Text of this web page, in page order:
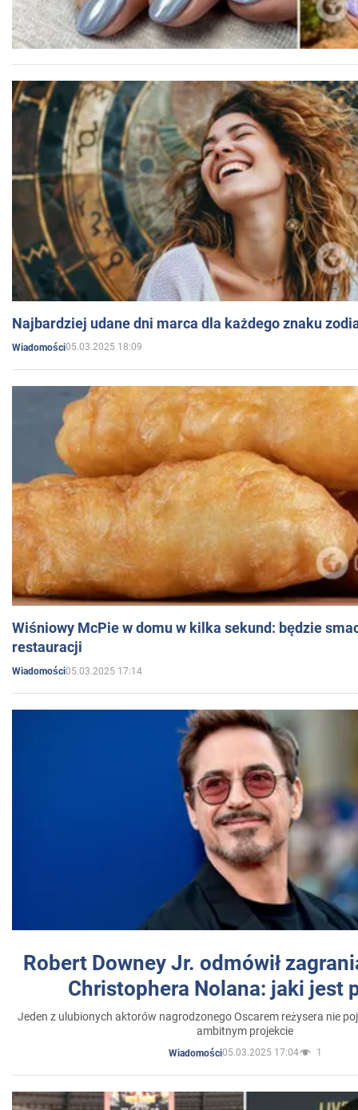
Najbardziej udane dni marca dla każdego znaku
Wiadomości05.03.2025 18:09
Wiśniowy McPie w domu w kilka sekund: będzie
restauracji
Wiadomości05.03.2025 17:14
Robert Downey Jr. odmówił
Christophera Nolana: jaki jest
Jeden z ulubionych aktorów nagrodzonego Oscarem reżysera nie
ambitnym projekcie
Wiadomości05.03.2025 17:04 1